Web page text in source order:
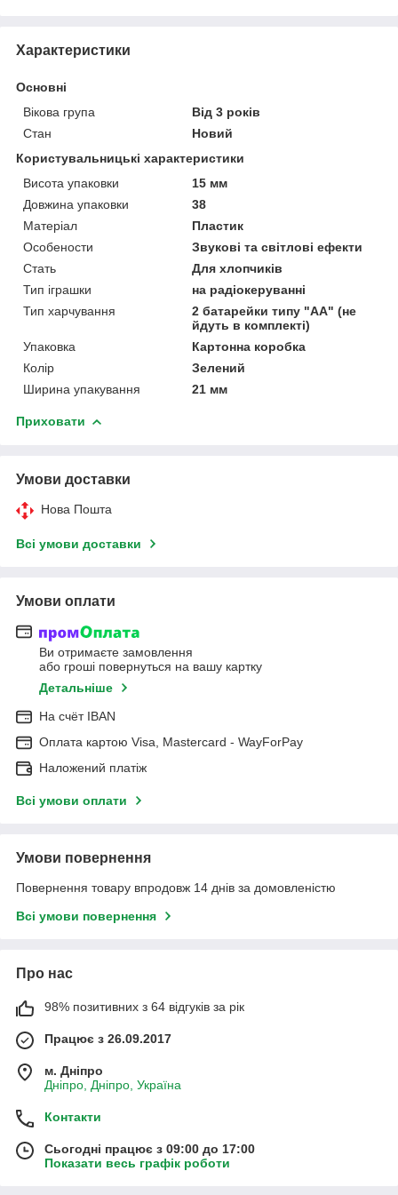
Характеристики
Основні
Вікова група
Від 3 років
Стан
Новий
Користувальницькі характеристики
Висота упаковки
15 мм
Довжина упаковки
38
Матеріал
Пластик
Особености
Звукові та світлові ефекти
Стать
Для хлопчиків
Тип іграшки
на радіокеруванні
Тип харчування
2 батарейки типу "АА" (не
йдуть в комплекті)
Упаковка
Картонна коробка
Колір
Зелений
Ширина упакування
21 мм
Приховати
Умови доставки
Нова Пошта
Всі умови доставки
Умови оплати
Ви отримаєте замовлення
або гроші повернуться на вашу картку
Детальніше
На cчёт IBAN
Оплата картою Visa, Mastercard - WayForPay
Наложений платіж
Всі умови оплати
Умови повернення
Повернення товару впродовж 14 днів за домовленістю
Всі умови повернення
Про нас
98% позитивних з 64 відгуків за рік
Працює з 26.09.2017
м. Дніпро
Дніпро, Дніпро, Україна
Контакти
Сьогодні працює з 09:00 до 17:00
Показати весь графік роботи